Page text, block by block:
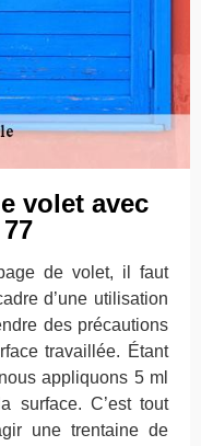
volet avec
de volet, il faut
d’une utilisation
des précautions
travaillée. Étant
appliquons 5 ml
surface. C’est tout
une trentaine de